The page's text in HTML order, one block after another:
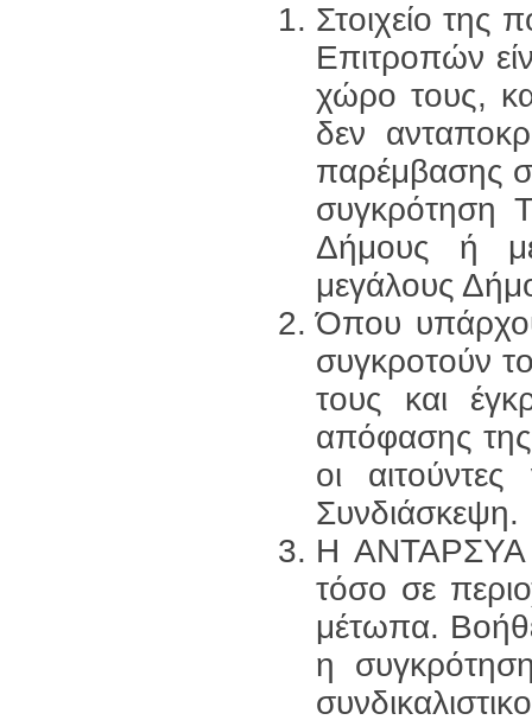
Στοιχείο της
Επιτροπών
χώρο τους,
δεν
παρέμβασης
συγκρότηση
Δήμους ή με
μεγάλους
Όπου
συγκροτούν
τους και
απόφασης
οι
Συνδιάσκεψη.
Η ΑΝΤΑΡΣΥΑ
τόσο σε
μέτωπα.
η